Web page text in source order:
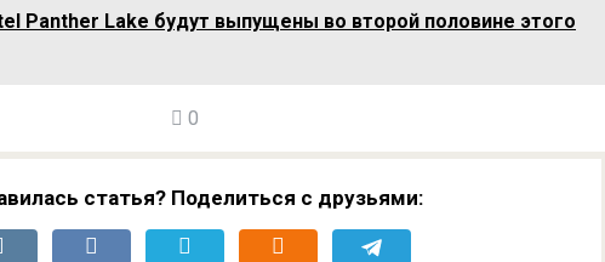
Panther Lake будут выпущены во второй половине этого
0
статья? Поделиться с друзьями: